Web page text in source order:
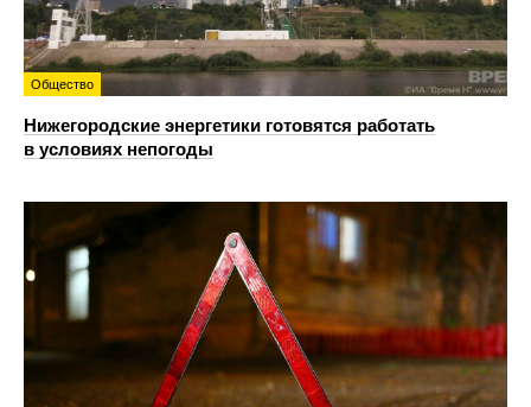
Общество
Нижегородские энергетики готовятся работать
в условиях непогоды